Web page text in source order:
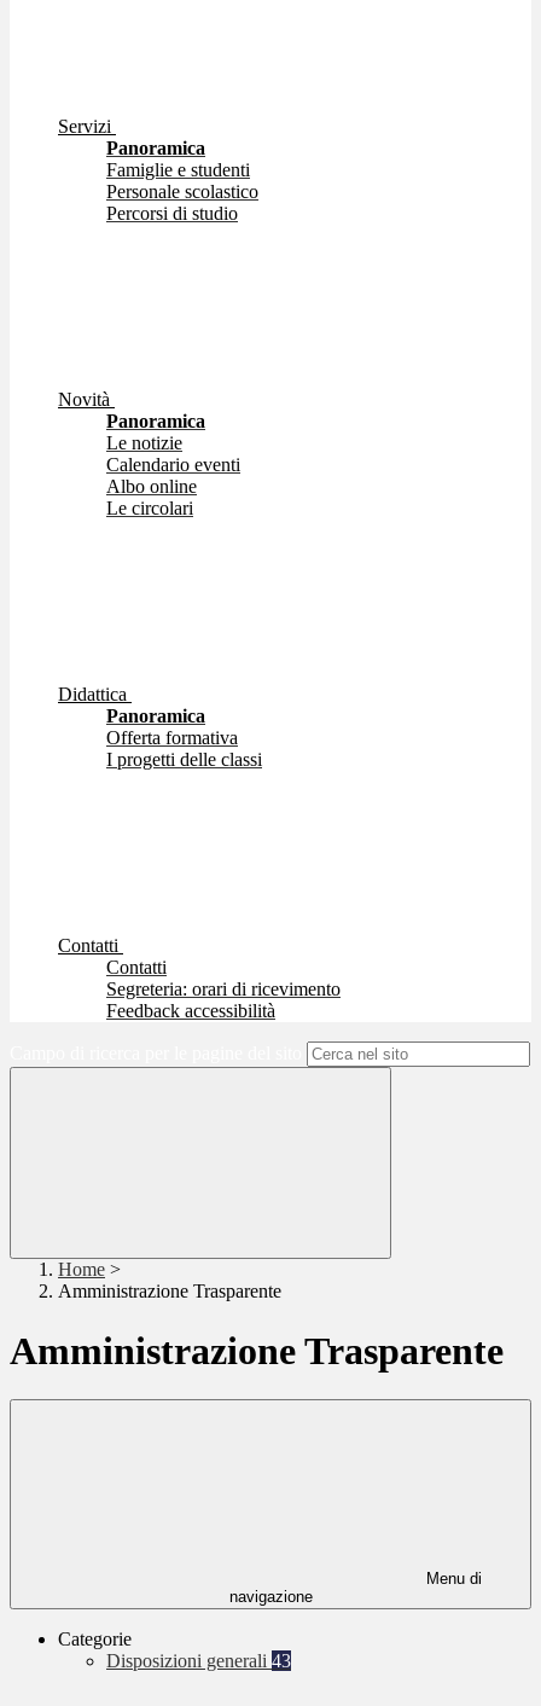
Servizi
Panoramica
Famiglie e studenti
Personale scolastico
Percorsi di studio
Novità
Panoramica
Le notizie
Calendario eventi
Albo online
Le circolari
Didattica
Panoramica
Offerta formativa
I progetti delle classi
Contatti
Contatti
Segreteria: orari di ricevimento
Feedback accessibilità
Home >
Amministrazione Trasparente
Amministrazione Trasparente
Menu di
navigazione
Categorie
Disposizioni generali 43